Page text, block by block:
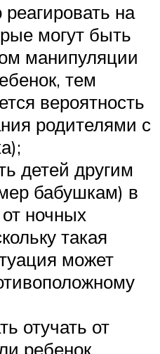
реагировать на
могут быть
манипуляции
тем
вероятность
родителями с
детей другим
бабушкам) в
ночных
такая
может
отучать от
ребенок